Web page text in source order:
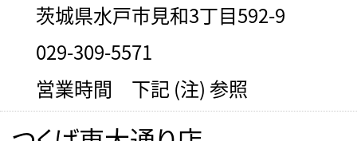
茨城県水戸市見和3丁目592-9
029-309-5571
営業時間 下記 (注) 参照